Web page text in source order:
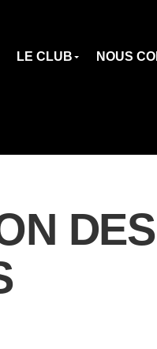
LE CLUB NOUS